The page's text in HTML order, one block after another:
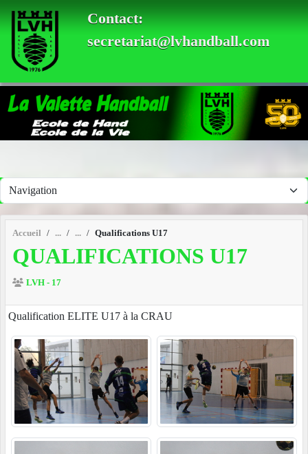
Contact:
secretariat@lvhandball.com
Accueil Qualifications U17
QUALIFICATIONS U17
LVH - 17
Qualification ELITE U17 à la CRAU
Panneau de gestion des cookies